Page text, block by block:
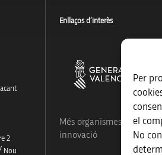
Per
el
No
2
Nou
Enllaços d’interès
Més organismes de
innovació